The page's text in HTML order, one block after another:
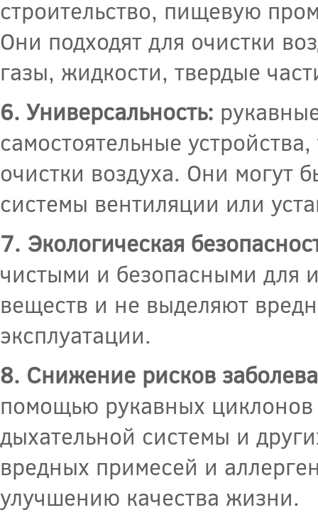
строительство, пищевую
Они подходят для очистки
газы, жидкости, твердые
6. Универсальность:
самостоятельные
очистки воздуха. Они могут
системы вентиляции или
7. Экологическая
чистыми и безопасными для
веществ и не выделяют
эксплуатации.
8. Снижение рисков
помощью рукавных циклонов
дыхательной системы и
вредных примесей и
улучшению качества жизни.